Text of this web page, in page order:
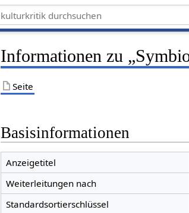
Informationen zu
Seite
Basisinformationen
Anzeigetitel
Weiterleitungen nach
Standardsortierschlüssel